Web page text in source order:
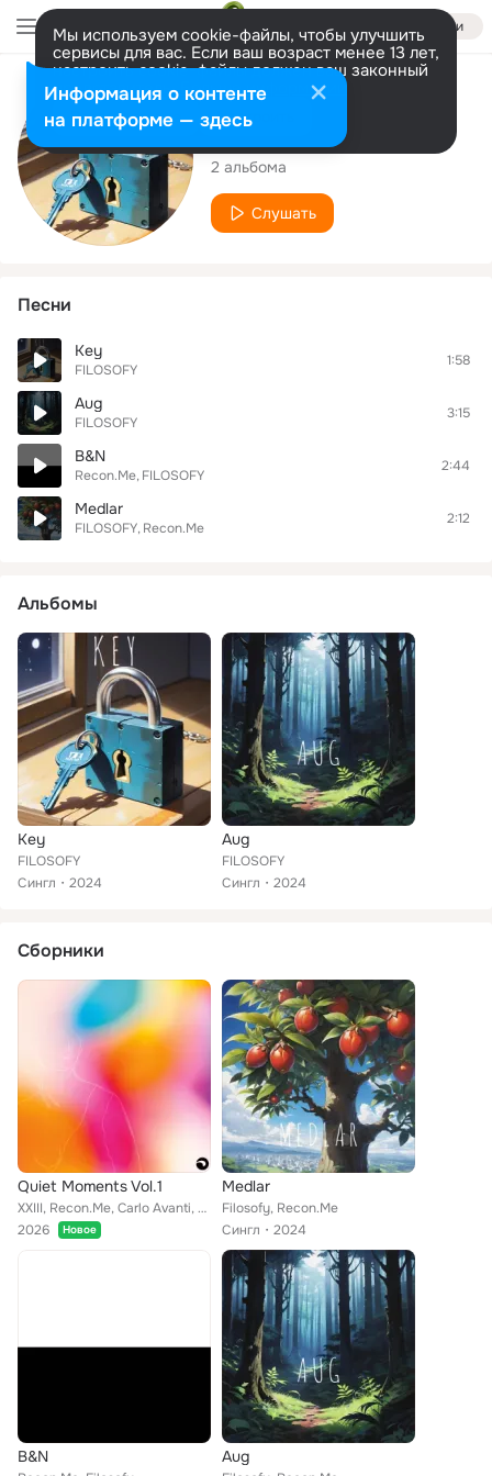
Войти
Мы используем cookie-файлы, чтобы улучшить
сервисы для вас. Если ваш возраст менее 13 лет,
настроить cookie-файлы должен ваш законный
представитель. Больше информации
Разрешить все Настроить
Исполнитель
FILOSOFY
2 альбома
Слушать
Песни
Key
FILOSOFY
1:58
Aug
FILOSOFY
3:15
B&N
Recon.Me FILOSOFY
2:44
Medlar
FILOSOFY Recon.Me
2:12
Альбомы
Key
FILOSOFY
Сингл
2024
Aug
FILOSOFY
Сингл
2024
Сборники
Quiet Moments Vol.1
XXIII, Recon.Me, Carlo Avanti, Chaipo, Filosofy, Eddee, Chamon, indiankidd, 90y9
2026
Новое
Medlar
Filosofy, Recon.Me
Сингл
2024
B&N Aug
Информация о контенте
на платформе — здесь